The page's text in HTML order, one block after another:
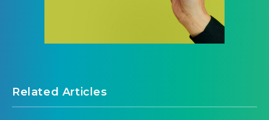
Related Articles